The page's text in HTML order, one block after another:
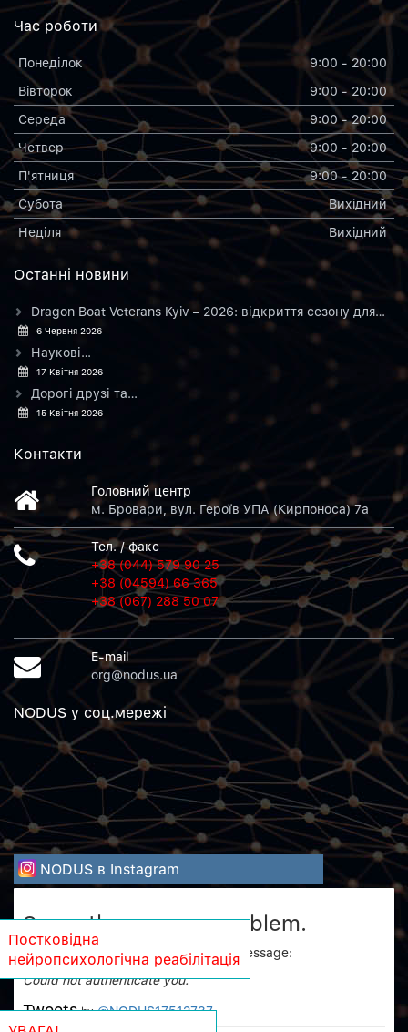
Час роботи
Понеділок
9:00 - 20:00
Вiвторок
9:00 - 20:00
Середа
9:00 - 20:00
Четвер
9:00 - 20:00
П'ятниця
9:00 - 20:00
Субота
Вихiдний
Неділя
Вихiдний
Останнi новини
Dragon Boat Veterans Kyiv – 2026: відкриття сезону для…
6 Червня 2026
Наукові…
17 Квітня 2026
Дорогі друзі та…
15 Квітня 2026
Контакти
Головний центр
м. Бровари, вул. Героїв УПА (Кирпоноса) 7а
Тел. / факс
+38 (044) 579 90 25
+38 (04594) 66 365
+38 (067) 288 50 07
E-mail
org@nodus.ua
NODUS у соц.мережi
NODUS в Instagram
Sorry, there was a problem.
Twitter returned the following error message:
Could not authenticate you.
Tweets by @NODUS17512737
Постковідна
нейропсихологічна реабілітація